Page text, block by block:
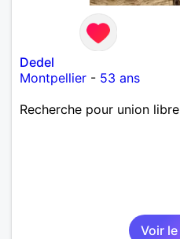
Dedel
Montpellier - 53 ans
Recherche pour union libre
Voir